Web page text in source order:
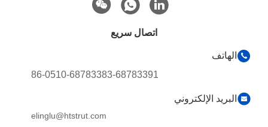
اتصال سريع
الهاتف
86-0510-68783383-68783391
البريد الإلكتروني
elinglu@htstrut.com